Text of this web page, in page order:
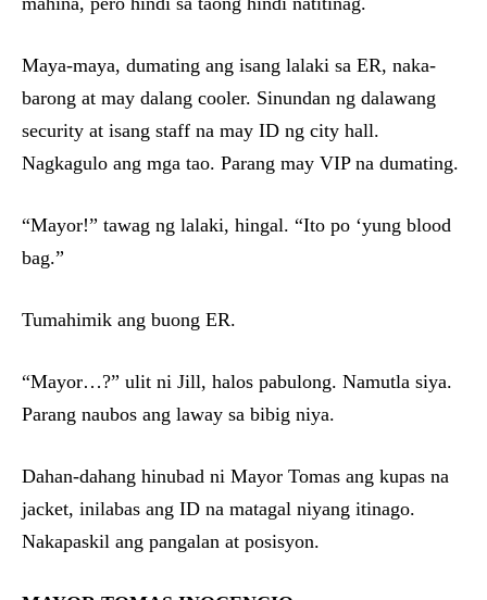
Maya-maya, dumating ang isang lalaki sa ER, naka-
barong at may dalang cooler. Sinundan ng dalawang
security at isang staff na may ID ng city hall.
Nagkagulo ang mga tao. Parang may VIP na dumating.
“Mayor!” tawag ng lalaki, hingal. “Ito po ‘yung blood
bag.”
Tumahimik ang buong ER.
“Mayor…?” ulit ni Jill, halos pabulong. Namutla siya.
Parang naubos ang laway sa bibig niya.
Dahan-dahang hinubad ni Mayor Tomas ang kupas na
jacket, inilabas ang ID na matagal niyang itinago.
Nakapaskil ang pangalan at posisyon.